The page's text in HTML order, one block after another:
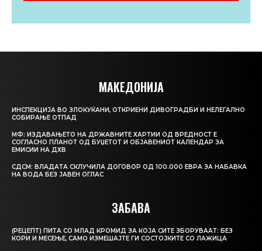
МАКЕДОНИЈА
ИНСПЕКЦИЈА ВО ЗЛОКУЌАНИ, ОТКРИЕНИ ДИВОГРАДБИ И НЕЛЕГАЛНО
СОБИРАЊЕ ОТПАД
МФ: ИЗДАВАЊЕТО НА ДРЖАВНИТЕ ХАРТИИ ОД ВРЕДНОСТ Е
СОГЛАСНО ПЛАНОТ ОД БУЏЕТОТ И ОБЈАВЕНИОТ КАЛЕНДАР ЗА
ЕМИСИИ НА ДХВ
СДСМ: ВЛАДАТА СКЛУЧИЛА ДОГОВОР ОД 100.000 ЕВРА ЗА НАБАВКА
НА ВОДА БЕЗ ЈАВЕН ОГЛАС
ЗАБАВА
(РЕЦЕПТ) ПИТА СО МЛАД КРОМИД ЗА КОЈА СИТЕ ЗБОРУВААТ: БЕЗ
КОРИ И МЕСЕЊЕ, САМО ИЗМЕШАЈТЕ ГИ СОСТОЈКИТЕ СО ЛАЖИЦА